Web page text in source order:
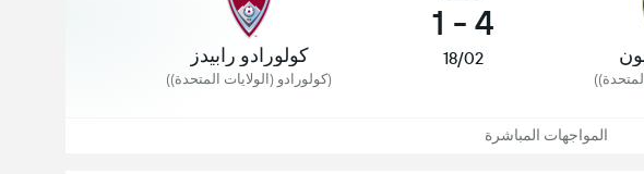
4
-
1
18/02 كولورادو رابيدز
(كولورادو (الولايات المتحدة))
المواجهات المباشرة